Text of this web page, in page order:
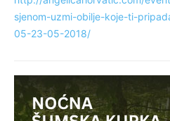
sjenom-uzmi-obilje-koje-ti-
05-23-05-2018/